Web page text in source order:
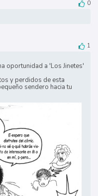
0
1
oportunidad a 'Los Jinetes'
y perdidos de esta
sendero hacia tu